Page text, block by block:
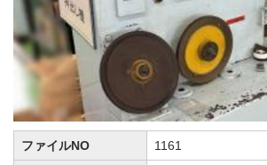
ファイルNO 1161